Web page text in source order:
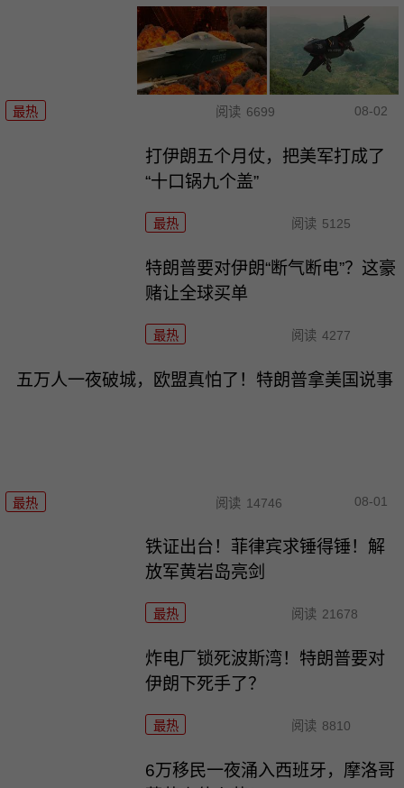
最热 阅读 6699 08-02
打伊朗五个月仗，把美军打成了
“十口锅九个盖”
最热 阅读 5125
特朗普要对伊朗“断气断电”？这豪
赌让全球买单
最热 阅读 4277
五万人一夜破城，欧盟真怕了！特朗普拿美国说事
最热 阅读 14746 08-01
铁证出台！菲律宾求锤得锤！解
放军黄岩岛亮剑
最热 阅读 21678
炸电厂锁死波斯湾！特朗普要对
伊朗下死手了？
最热 阅读 8810
6万移民一夜涌入西班牙，摩洛哥